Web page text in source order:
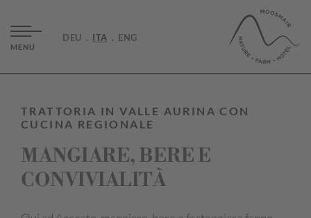
MENU
DEU ITA ENG
TRATTORIA IN VALLE AURINA CON
CUCINA REGIONALE
MANGIARE, BERE E
CONVIVIALITÀ